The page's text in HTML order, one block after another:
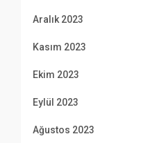
Aralık 2023
Kasım 2023
Ekim 2023
Eylül 2023
Ağustos 2023